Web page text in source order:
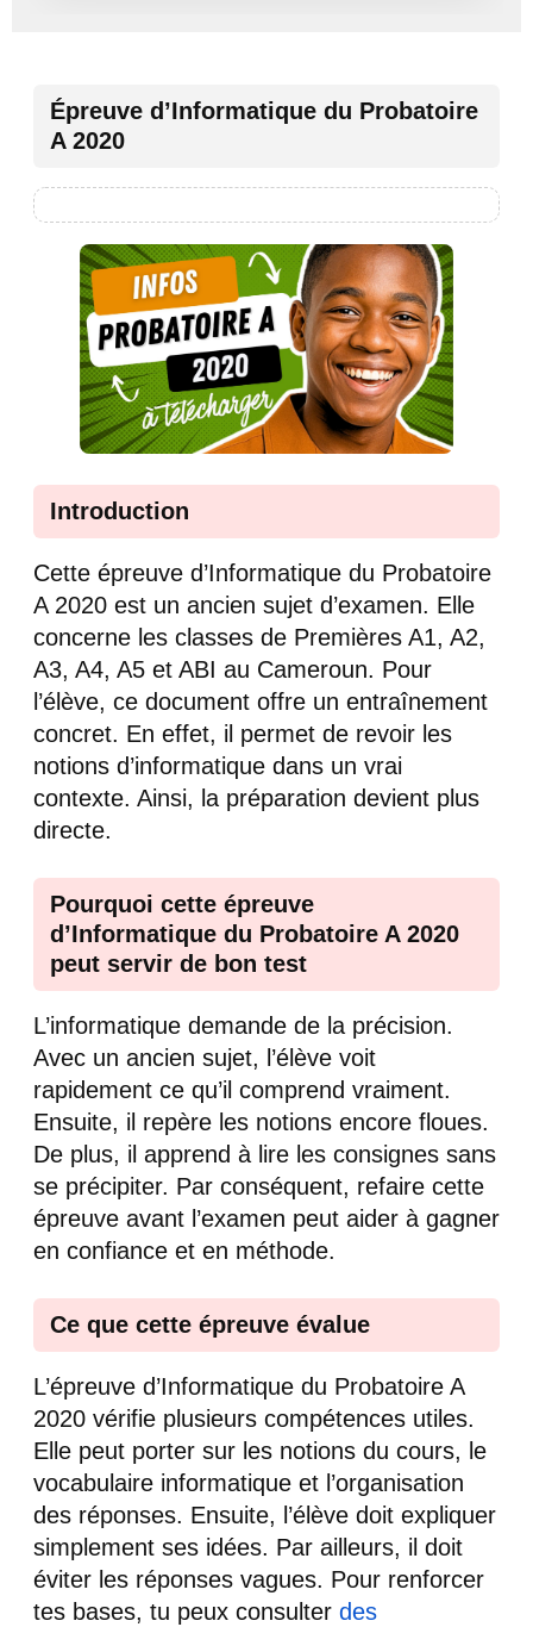
Épreuve d’Informatique du Probatoire
A 2020
Introduction
Cette épreuve d’Informatique du Probatoire
A 2020 est un ancien sujet d’examen. Elle
concerne les classes de Premières A1, A2,
A3, A4, A5 et ABI au Cameroun. Pour
l’élève, ce document offre un entraînement
concret. En effet, il permet de revoir les
notions d’informatique dans un vrai
contexte. Ainsi, la préparation devient plus
directe.
Pourquoi cette épreuve
d’Informatique du Probatoire A 2020
peut servir de bon test
L’informatique demande de la précision.
Avec un ancien sujet, l’élève voit
rapidement ce qu’il comprend vraiment.
Ensuite, il repère les notions encore floues.
De plus, il apprend à lire les consignes sans
se précipiter. Par conséquent, refaire cette
épreuve avant l’examen peut aider à gagner
en confiance et en méthode.
Ce que cette épreuve évalue
L’épreuve d’Informatique du Probatoire A
2020 vérifie plusieurs compétences utiles.
Elle peut porter sur les notions du cours, le
vocabulaire informatique et l’organisation
des réponses. Ensuite, l’élève doit expliquer
simplement ses idées. Par ailleurs, il doit
éviter les réponses vagues. Pour renforcer
tes bases, tu peux consulter des